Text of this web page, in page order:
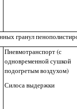
гранул
Пневмотранспорт (с
одновременной сушкой
подогретым воздухом)
Силоса выдержки